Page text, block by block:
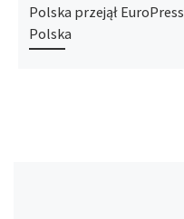
Polska przejął EuroPress
Polska